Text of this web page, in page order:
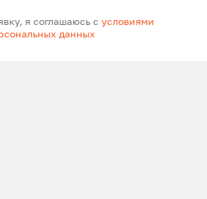
я соглашаюсь сусловиями
данных